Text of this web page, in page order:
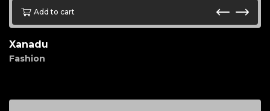
Add to cart
Xanadu
Fashion